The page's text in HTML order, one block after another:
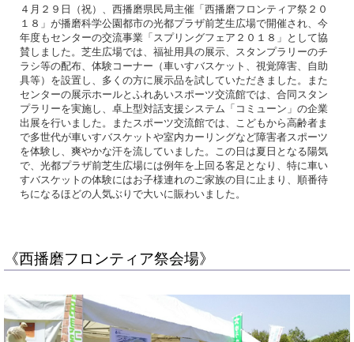
４月２９日（祝）、西播磨県民局主催「西播磨フロンティア祭２０
１８」が播磨科学公園都市の光都プラザ前芝生広場で開催され、今
年度もセンターの交流事業「スプリングフェア２０１８」として協
賛しました。芝生広場では、福祉用具の展示、スタンプラリーのチ
ラシ等の配布、体験コーナー（車いすバスケット、視覚障害、自助
具等）を設置し、多くの方に展示品を試していただきました。また
センターの展示ホールとふれあいスポーツ交流館では、合同スタン
プラリーを実施し、卓上型対話支援システム「コミューン」の企業
出展を行いました。またスポーツ交流館では、こどもから高齢者ま
で多世代が車いすバスケットや室内カーリングなど障害者スポーツ
を体験し、爽やかな汗を流していました。この日は夏日となる陽気
で、光都プラザ前芝生広場には例年を上回る客足となり、特に車い
すバスケットの体験にはお子様連れのご家族の目に止まり、順番待
ちになるほどの人気ぶりで大いに賑わいました。
《西播磨フロンティア祭会場》